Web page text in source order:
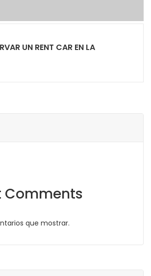
UN RENT CAR EN LA
Comments
que mostrar.